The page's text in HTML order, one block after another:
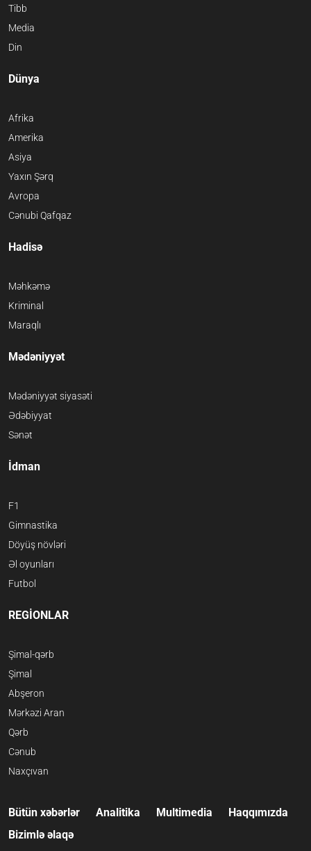
Tibb
Media
Din
Dünya
Afrika
Amerika
Asiya
Yaxın Şərq
Avropa
Cənubi Qafqaz
Hadisə
Məhkəmə
Kriminal
Maraqlı
Mədəniyyət
Mədəniyyət siyasəti
Ədəbiyyat
Sənət
İdman
F1
Gimnastika
Döyüş növləri
Əl oyunları
Futbol
REGİONLAR
Şimal-qərb
Şimal
Abşeron
Mərkəzi Aran
Qərb
Cənub
Naxçıvan
Bütün xəbərlər Analitika Multimedia
Haqqımızda
Bizimlə əlaqə